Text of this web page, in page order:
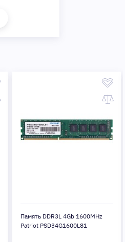
Память DDR3L 4Gb 1600MHz
Patriot PSD34G1600L81